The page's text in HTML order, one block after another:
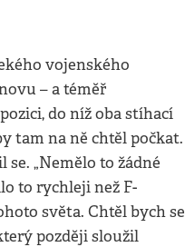
vojenského
– a téměř
do níž oba stíhací
tam na ně chtěl počkat.
„Nemělo to žádné
to rychleji než F-
světa. Chtěl bych se
později sloužil